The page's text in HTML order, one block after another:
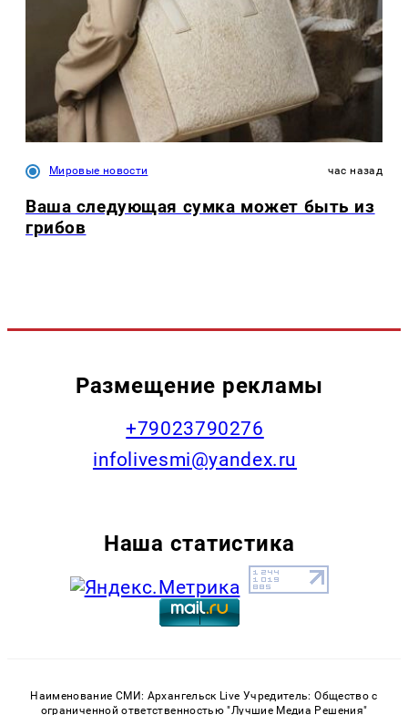
Мировые новости час назад
Ваша следующая сумка может быть из
грибов
Размещение рекламы
+79023790276
infolivesmi@yandex.ru
Наша статистика
Наименование СМИ: Архангельск Live Учредитель: Общество с
ограниченной ответственностью "Лучшие Медиа Решения"